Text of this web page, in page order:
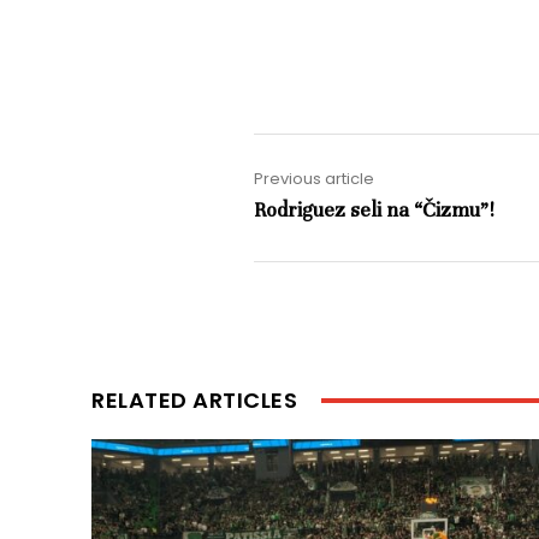
Previous article
Rodriguez seli na “Čizmu”!
RELATED ARTICLES